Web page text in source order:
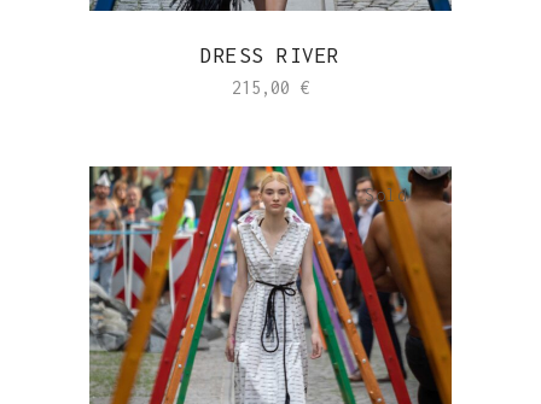
DRESS RIVER
215,00 €
Sold